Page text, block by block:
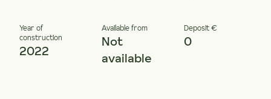
Year of
construction
2022
Available from
Not
available
Deposit €
0